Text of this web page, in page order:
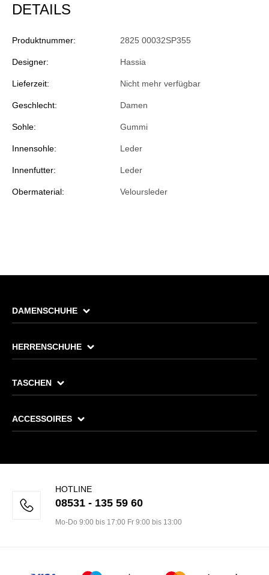
DETAILS
Produktnummer: 2825 00032SP355
Designer: Hassia
Lieferzeit: Nicht mehr verfügbar
Geschlecht: Damen
Sohle: Gummi
Innensohle: Leder
Innenfutter: Leder
Obermaterial: Veloursleder
DAMENSCHUHE
HERRENSCHUHE
TASCHEN
ACCESSOIRES
HOTLINE
08531 - 135 59 60
Mo-Do 9:00 bis 17:00 Fr 9:00 bis 13:00